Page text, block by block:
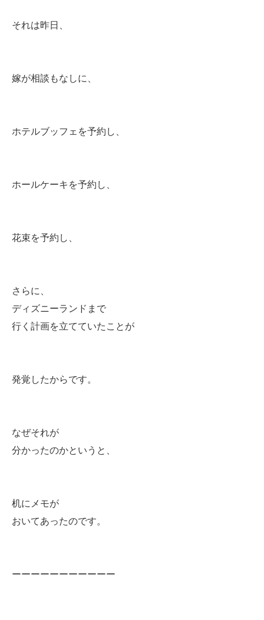
それは昨日、
嫁が相談もなしに、
ホテルブッフェを予約し、
ホールケーキを予約し、
花束を予約し、
さらに、
ディズニーランドまで
行く計画を立てていたことが
発覚したからです。
なぜそれが
分かったのかというと、
机にメモが
おいてあったのです。
ーーーーーーーーーーー